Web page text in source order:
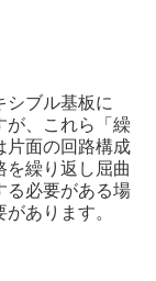
ブル基板に
が、これら「繰
片面の回路構成
を繰り返し屈曲
る必要がある場
あります。